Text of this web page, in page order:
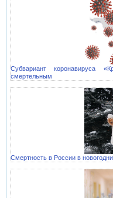
Субвариант коронавируса
смертельным
Смертность в России в